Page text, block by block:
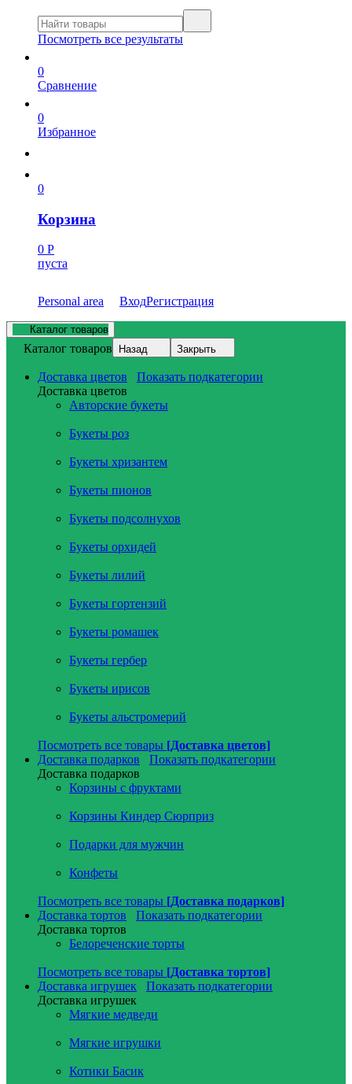
Посмотреть все результаты
0
Сравнение
0
Избранное
0
Корзина
0 Р
пуста
Personal area ВходРегистрация
Каталог товаров
Каталог товаров Назад Закрыть
Доставка цветов
Показать подкатегории
Доставка цветов
Авторские букеты
Букеты роз
Букеты хризантем
Букеты пионов
Букеты подсолнухов
Букеты орхидей
Букеты лилий
Букеты гортензий
Букеты ромашек
Букеты гербер
Букеты ирисов
Букеты альстромерий
Посмотреть все товары [Доставка цветов]
Доставка подарков
Показать подкатегории
Доставка подарков
Корзины с фруктами
Корзины Киндер Сюрприз
Подарки для мужчин
Конфеты
Посмотреть все товары [Доставка подарков]
Доставка тортов
Показать подкатегории
Доставка тортов
Белореченские торты
Посмотреть все товары [Доставка тортов]
Доставка игрушек
Показать подкатегории
Доставка игрушек
Мягкие медведи
Мягкие игрушки
Котики Басик